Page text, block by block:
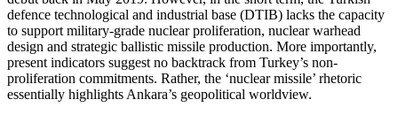
defence technological and in­dus­trial base (DTIB) lacks the capacity
to support military-grade nuclear proliferation, nuclear warhead
design and strategic ballistic missile production. More importantly,
present indicators suggest no backtrack from Turkey’s non-
proliferation commitments. Rather, the ‘nuclear missile’ rhetoric
essentially highlights Ankara’s geo­political worldview.